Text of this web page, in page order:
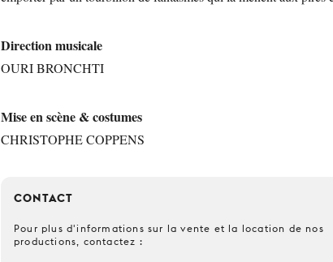
Direction musicale
OURI BRONCHTI
Mise en scène & costumes
CHRISTOPHE COPPENS
CONTACT
Pour plus d'informations sur la vente et la location de nos
productions, contactez :